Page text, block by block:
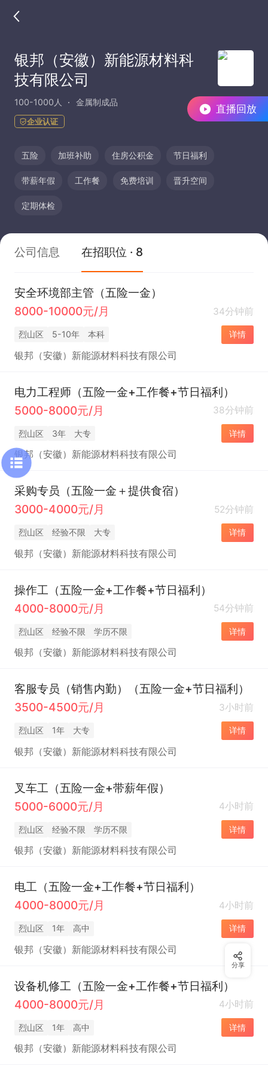
直播回放
银邦（安徽）新能源材料科
技有限公司
100-1000人 金属制成品
企业认证
五险 加班补助 住房公积金 节日福利
带薪年假 工作餐 免费培训 晋升空间
定期体检
公司信息 在招职位 · 8
安全环境部主管（五险一金）
8000-10000元/月
34分钟前
烈山区 5-10年 本科 详情
银邦（安徽）新能源材料科技有限公司
电力工程师（五险一金+工作餐+节日福利）
5000-8000元/月
38分钟前
烈山区 3年 大专 详情
银邦（安徽）新能源材料科技有限公司
采购专员（五险一金＋提供食宿）
3000-4000元/月
52分钟前
烈山区 经验不限 大专 详情
银邦（安徽）新能源材料科技有限公司
操作工（五险一金+工作餐+节日福利）
4000-8000元/月
54分钟前
烈山区 经验不限 学历不限 详情
银邦（安徽）新能源材料科技有限公司
客服专员（销售内勤）（五险一金+节日福利）
3500-4500元/月
3小时前
烈山区 1年 大专 详情
银邦（安徽）新能源材料科技有限公司
叉车工（五险一金+带薪年假）
5000-6000元/月
4小时前
烈山区 经验不限 学历不限 详情
银邦（安徽）新能源材料科技有限公司
电工（五险一金+工作餐+节日福利）
4000-8000元/月
4小时前
烈山区 1年 高中 详情
银邦（安徽）新能源材料科技有限公司
设备机修工（五险一金+工作餐+节日福利）
4000-8000元/月
4小时前
烈山区 1年 高中 详情
银邦（安徽）新能源材料科技有限公司
分享